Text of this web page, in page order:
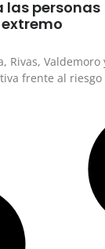
las personas
Rivas, Valdemoro
frente al riesgo